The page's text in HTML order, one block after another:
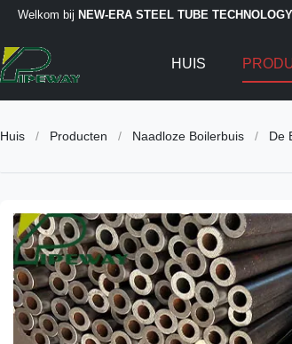
Welkom bij NEW-ERA STEEL TUBE
HUIS
Huis / Producten / Naadloze Boilerbuis / De